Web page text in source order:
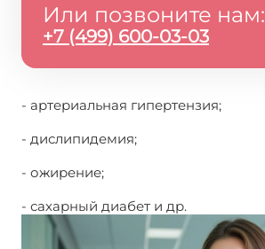
Или позвоните нам:
+7 (499) 600-03-03
- артериальная гипертензия;
- дислипидемия;
- ожирение;
- сахарный диабет и др.